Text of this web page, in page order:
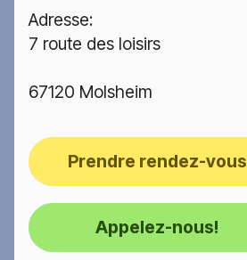
Adresse:
7 route des loisirs
67120 Molsheim
Prendre rendez-vous
Appelez-nous!